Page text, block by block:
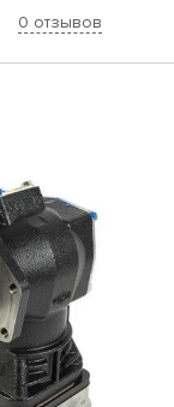
0 отзывов